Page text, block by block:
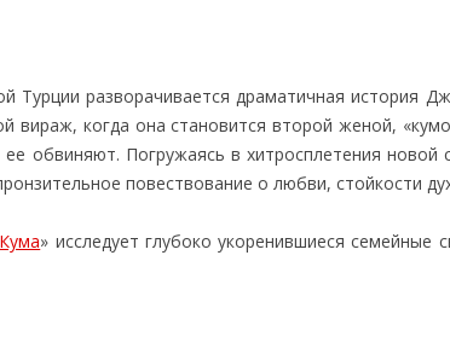
Турции разворачивается драматичная история
вираж, когда она становится второй женой,
обвиняют. Погружаясь в хитросплетения новой
повествование о любви, стойкости
Кума» исследует глубоко укоренившиеся семейные